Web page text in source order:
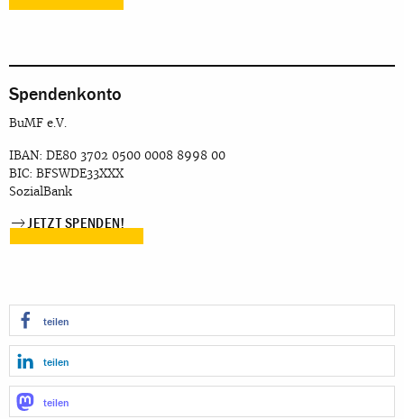
Spendenkonto
BuMF e.V.
IBAN: DE80 3702 0500 0008 8998 00
BIC: BFSWDE33XXX
SozialBank
JETZT SPENDEN!
teilen
teilen
teilen